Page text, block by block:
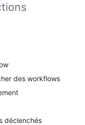
des workflows
déclenchés